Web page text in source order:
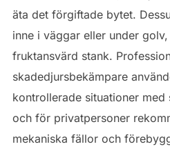
äta det förgiftade bytet.
inne i väggar eller under
fruktansvärd stank.
skadedjursbekämpare
kontrollerade situationer med
och för privatpersoner
mekaniska fällor och